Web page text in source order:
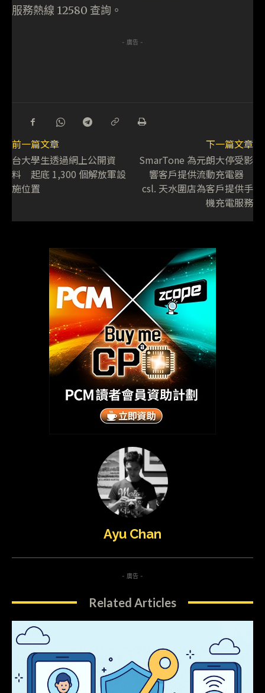
服務熱線 12580 查詢。
- 廣告 -
前一篇文章
台大學生透過網上公開資
料 起底 1,300 個解放軍設
施位置
下一篇文章
SmarTone 為元朗大停受影
響客戶提供流動充電器
csl. 天水圍店為客戶提供手
機充電服務
Ayu Chan
- 廣告 -
Related Articles